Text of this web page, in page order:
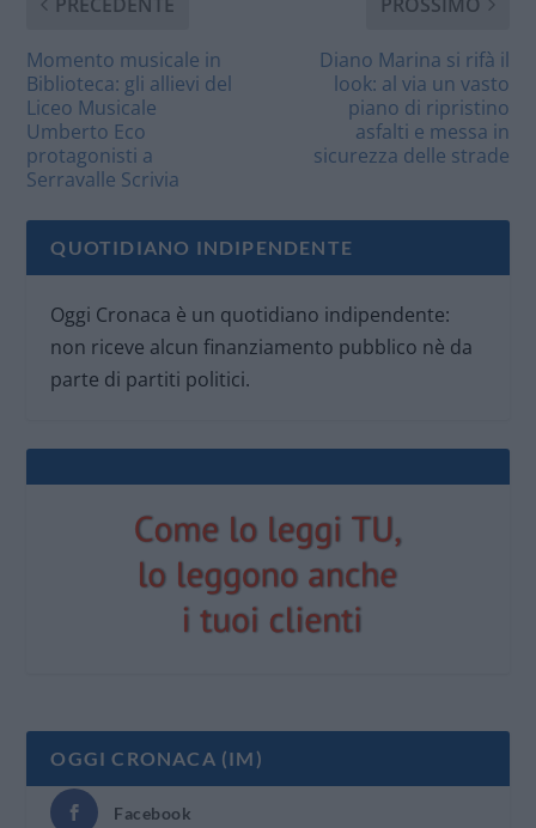
Momento musicale in
Biblioteca: gli allievi del
Liceo Musicale
Umberto Eco
protagonisti a
Serravalle Scrivia
Diano Marina si rifà il
look: al via un vasto
piano di ripristino
asfalti e messa in
sicurezza delle strade
QUOTIDIANO INDIPENDENTE
Oggi Cronaca è un quotidiano indipendente:
non riceve alcun finanziamento pubblico nè da
parte di partiti politici.
OGGI CRONACA (IM)
Facebook